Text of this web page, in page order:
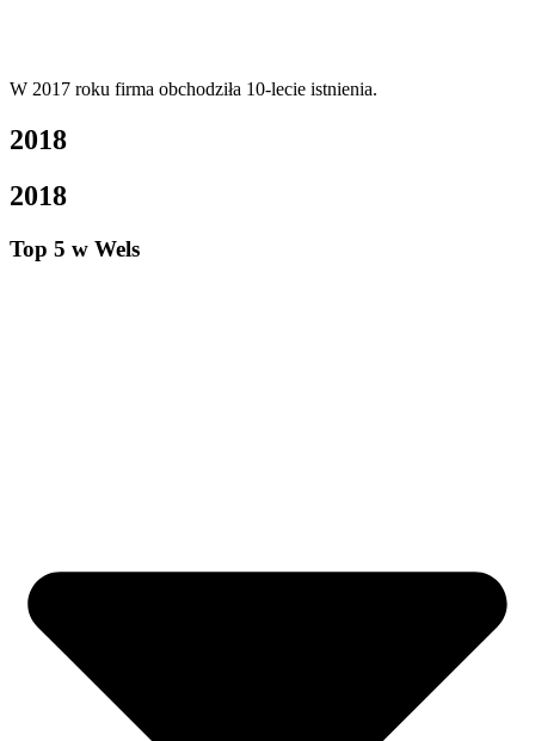
W 2017 roku firma obchodziła 10-lecie istnienia.
2018
2018
Top 5 w Wels